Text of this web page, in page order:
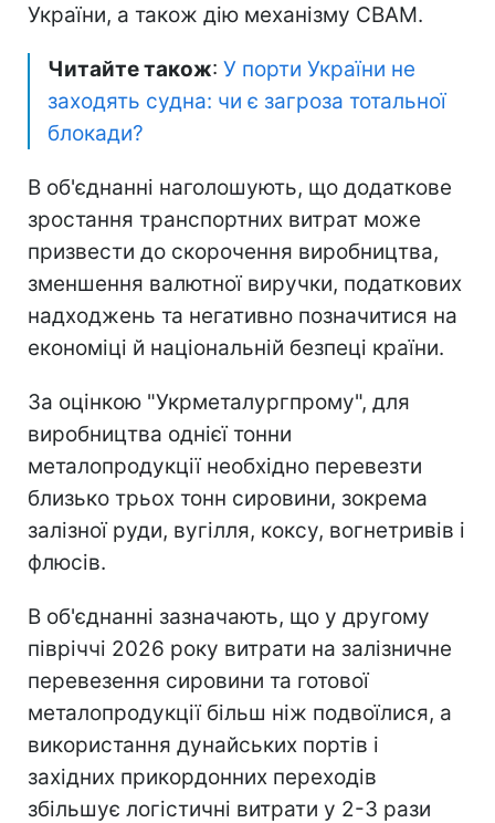
України, а також дію механізму CBAM.
Читайте також: У порти України не
заходять судна: чи є загроза тотальної
блокади?
В об'єднанні наголошують, що додаткове
зростання транспортних витрат може
призвести до скорочення виробництва,
зменшення валютної виручки, податкових
надходжень та негативно позначитися на
економіці й національній безпеці країни.
За оцінкою "Укрметалургпрому", для
виробництва однієї тонни
металопродукції необхідно перевезти
близько трьох тонн сировини, зокрема
залізної руди, вугілля, коксу, вогнетривів і
флюсів.
В об'єднанні зазначають, що у другому
півріччі 2026 року витрати на залізничне
перевезення сировини та готової
металопродукції більш ніж подвоїлися, а
використання дунайських портів і
західних прикордонних переходів
збільшує логістичні витрати у 2-3 рази